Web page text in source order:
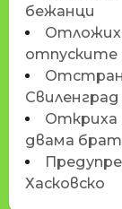
бежанци
отпуските
Откриха
двама
Хасковско